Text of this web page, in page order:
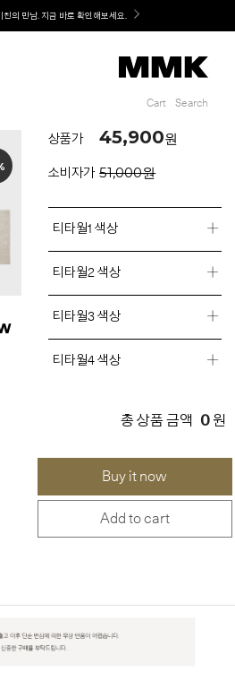
의 만남. 지금 바로 확인해보세요.
Cart Search
상품가 45,900원
소비자가 51,000원
티타월1 색상
티타월2 색상
티타월3 색상
티타월4 색상
총 상품 금액 0 원
Buy it now
Add to cart